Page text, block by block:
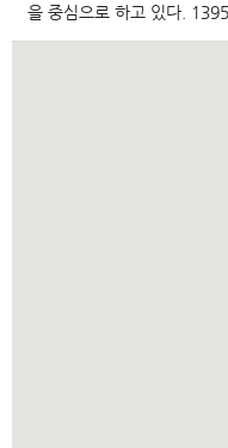
을 중심으로 하고 있다.